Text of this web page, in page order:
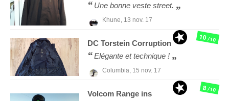
Une bonne veste street.
Khune, 13 nov. 17
DC Torstein Corruption
Elégante et technique !
Columbia, 15 nov. 17
10/10
Volcom Range ins
8/10